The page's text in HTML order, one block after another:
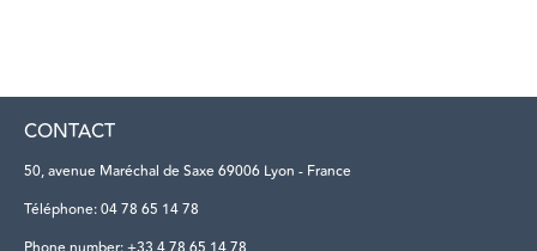
CONTACT
50, avenue Maréchal de Saxe 69006 Lyon - France
Téléphone: 04 78 65 14 78